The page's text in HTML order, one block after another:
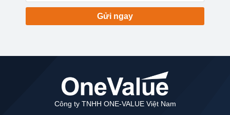
Gửi ngay
Công ty TNHH ONE-VALUE Việt Nam